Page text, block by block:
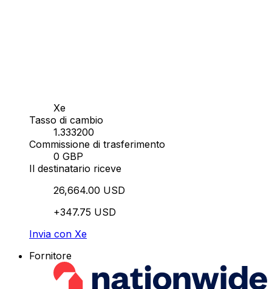
Xe
Tasso di cambio
1.333200
Commissione di trasferimento
0 GBP
Il destinatario riceve
26,664.00 USD
+347.75 USD
Invia con Xe
Fornitore